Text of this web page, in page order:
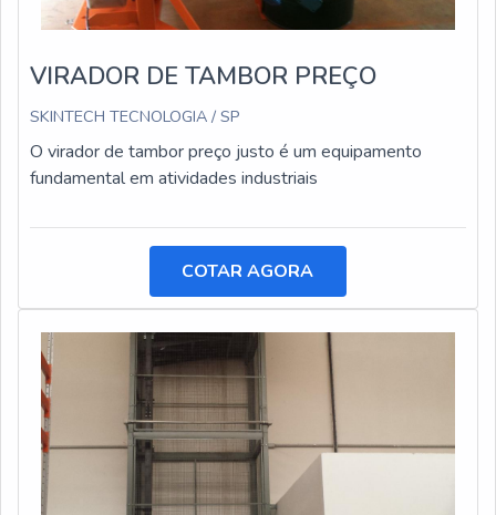
VIRADOR DE TAMBOR PREÇO
SKINTECH TECNOLOGIA / SP
O virador de tambor preço justo é um equipamento
fundamental em atividades industriais
COTAR AGORA